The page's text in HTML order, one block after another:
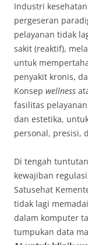
Industri
pergeseran
pelayanan tidak
sakit (reaktif),
untuk
penyakit kronis,
Konsep wellness
fasilitas
dan estetika,
personal, presisi,
Di tengah
kewajiban
Satusehat
tidak lagi
dalam komputer
tumpukan data